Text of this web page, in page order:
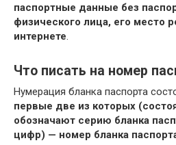
паспортные данные без
физического лица, его место
интернете.
Что писать на номер
Нумерация бланка паспорта
первые две из которых
обозначают серию бланка
цифр) — номер бланка